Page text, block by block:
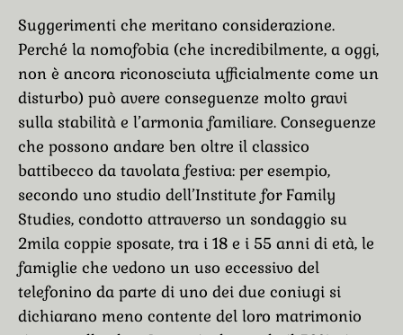
Suggerimenti che meritano considerazione.
Perché la nomofobia (che incredibilmente, a oggi,
non è ancora riconosciuta ufficialmente come un
disturbo) può avere conseguenze molto gravi
sulla stabilità e l’armonia familiare. Conseguenze
che possono andare ben oltre il classico
battibecco da tavolata festiva: per esempio,
secondo uno studio dell’Institute for Family
Studies, condotto attraverso un sondaggio su
2mila coppie sposate, tra i 18 e i 55 anni di età, le
famiglie che vedono un uso eccessivo del
telefonino da parte di uno dei due coniugi si
dichiarano meno contente del loro matrimonio